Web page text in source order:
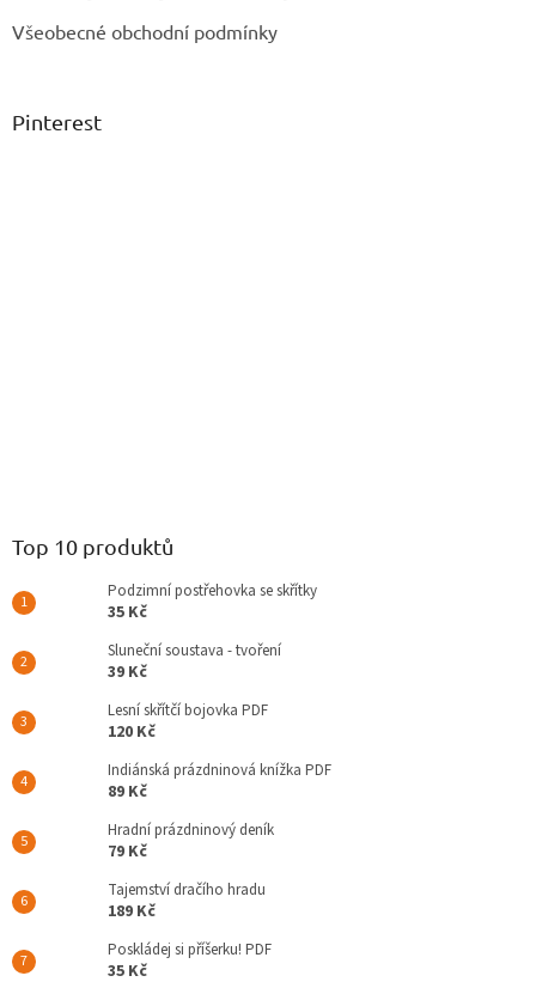
Všeobecné obchodní podmínky
Pinterest
Top 10 produktů
Podzimní postřehovka se skřítky
35 Kč
Sluneční soustava - tvoření
39 Kč
Lesní skřítčí bojovka PDF
120 Kč
Indiánská prázdninová knížka PDF
89 Kč
Hradní prázdninový deník
79 Kč
Tajemství dračího hradu
189 Kč
Poskládej si příšerku! PDF
35 Kč